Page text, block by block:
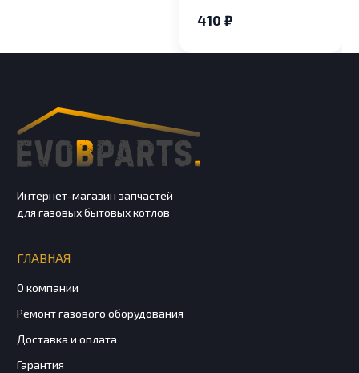
410 ₽
Интернет-магазин запчастей
для газовых бытовых котлов
ГЛАВНАЯ
О компании
Ремонт газового оборудования
Доставка и оплата
Гарантия